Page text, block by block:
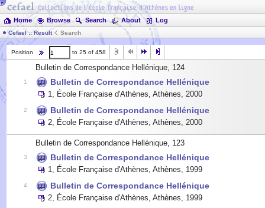
Home Browse Search About Log
Cefael :: Result Search
Position to 25 of 458
Bulletin de Correspondance Hellénique, 124
1 Bulletin de Correspondance Hellénique
1 École Française d'Athènes, Athènes 2000
2 Bulletin de Correspondance Hellénique
2 École Française d'Athènes, Athènes 2000
Bulletin de Correspondance Hellénique, 123
3 Bulletin de Correspondance Hellénique
1, École Française d'Athènes, Athènes, 1999
4 Bulletin de Correspondance Hellénique
2, École Française d'Athènes, Athènes, 1999